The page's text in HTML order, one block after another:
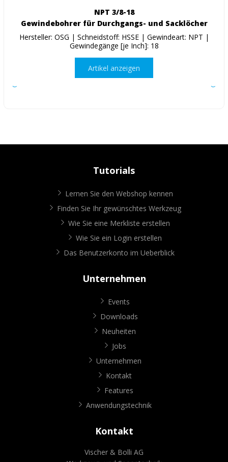
NPT 3/8-18
Gewindebohrer für Durchgangs- und Sacklöcher
Hersteller: OSG | Schneidstoff: HSSE | Gewindeart: NPT |
Gewindegänge [je Inch]: 18
Artikel anzeigen
Tutorials
Lernen Sie den Webshop kennen
Finden Sie Ihr gewünschtes Werkzeug
Wie Sie eine Merkliste erstellen
Wie Sie ein Login erstellen
Das Benutzerkonto im Ueberblick
Unternehmen
Events
Downloads
Neuheiten
Jobs
Unternehmen
Kontakt
Features
Anwendungstechnik
Kontakt
Vischer & Bolli AG